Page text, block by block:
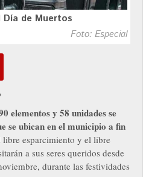
de Muertos
Foto: Especial
elementos y 58 unidades se
se ubican en el municipio a fin
libre esparcimiento y el libre
a sus seres queridos desde
durante las festividades